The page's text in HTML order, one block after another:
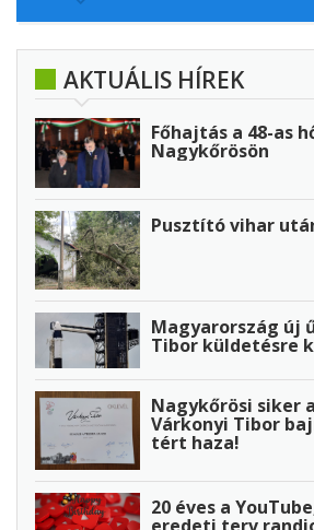
AKTUÁLIS HÍREK
Főhajtás a 48-as
Nagykőrösön
Pusztító vihar
Magyarország új
Tibor küldetésre
Nagykőrösi siker
Várkonyi Tibor
tért haza!
20 éves a
eredeti terv